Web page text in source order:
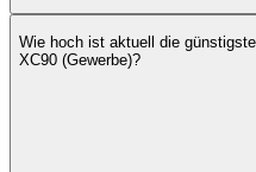
Wie hoch ist aktuell die
XC90 (Gewerbe)?